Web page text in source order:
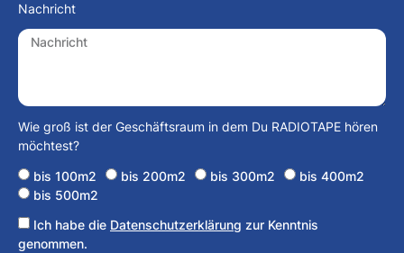
Nachricht
Wie groß ist der Geschäftsraum in dem Du RADIOTAPE hören
möchtest?
bis 100m2 bis 200m2 bis 300m2
bis 400m2
bis 500m2
Ich habe die Datenschutzerklärung zur Kenntnis
genommen.